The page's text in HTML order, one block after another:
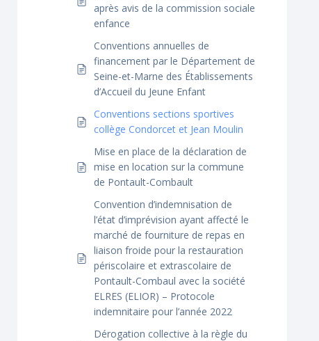
après avis de la commission sociale
enfance
Conventions annuelles de
financement par le Département de
Seine-et-Marne des Établissements
d’Accueil du Jeune Enfant
Conventions sections sportives
collège Condorcet et Jean Moulin
Mise en place de la déclaration de
mise en location sur la commune
de Pontault-Combault
Convention d’indemnisation de
l’état d’imprévision ayant affecté le
marché de fourniture de repas en
liaison froide pour la restauration
périscolaire et extrascolaire de
Pontault-Combaul avec la société
ELRES (ELIOR) – Protocole
indemnitaire pour l’année 2022
Dérogation collective à la règle du